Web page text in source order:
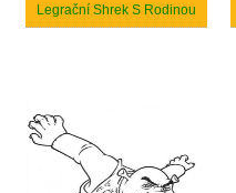
Legrační Shrek S Rodinou